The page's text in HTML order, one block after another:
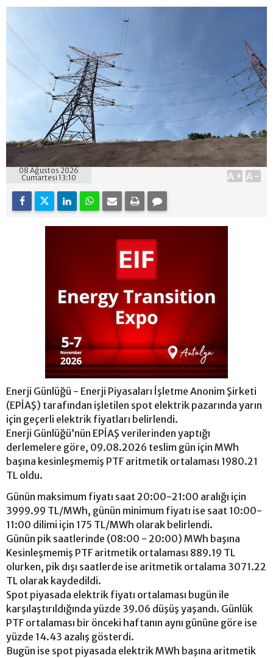
08 Ağustos 2026
Cumartesi 13:10
A+ A-
Enerji Günlüğü - Enerji Piyasaları İşletme Anonim Şirketi
(EPİAŞ) tarafından işletilen spot elektrik pazarında yarın
için geçerli elektrik fiyatları belirlendi.
Enerji Günlüğü’nün EPİAŞ verilerinden yaptığı
derlemelere göre, 09.08.2026 teslim gün için MWh
başına kesinleşmemiş PTF aritmetik ortalaması 1980.21
TL oldu.
Günün maksimum fiyatı saat 20:00-21:00 aralığı için
3999.99 TL/MWh, günün minimum fiyatı ise saat 10:00-
11:00 dilimi için 175 TL/MWh olarak belirlendi.
Günün pik saatlerinde (08:00 - 20:00) MWh başına
Kesinleşmemiş PTF aritmetik ortalaması 889.19 TL
olurken, pik dışı saatlerde ise aritmetik ortalama 3071.22
TL olarak kaydedildi.
Spot piyasada elektrik fiyatı ortalaması bugün ile
karşılaştırıldığında yüzde 39.06 düşüş yaşandı. Günlük
PTF ortalaması bir önceki haftanın aynı gününe göre ise
yüzde 14.43 azalış gösterdi.
Bugün ise spot piyasada elektrik MWh başına aritmetik